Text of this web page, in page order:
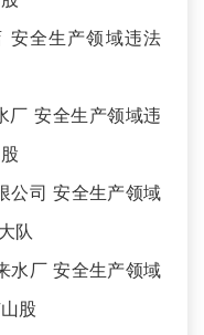
安全生产领域违法
厂 安全生产领域违
公司 安全生产领域
队
水厂 安全生产领域
股